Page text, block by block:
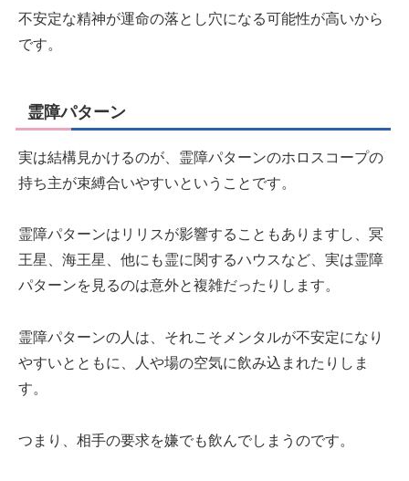
不安定な精神が運命の落とし穴になる可能性が高いから
です。
霊障パターン
実は結構見かけるのが、霊障パターンのホロスコープの
持ち主が束縛合いやすいということです。
霊障パターンはリリスが影響することもありますし、冥
王星、海王星、他にも霊に関するハウスなど、実は霊障
パターンを見るのは意外と複雑だったりします。
霊障パターンの人は、それこそメンタルが不安定になり
やすいとともに、人や場の空気に飲み込まれたりしま
す。
つまり、相手の要求を嫌でも飲んでしまうのです。